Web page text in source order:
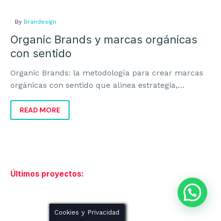
By Brandesign
Organic Brands y marcas orgánicas
con sentido
Organic Brands: la metodología para crear marcas
orgánicas con sentido que alinea estrategia,
READ MORE
Últimos proyectos:
Aviso Legal
Marca Registrada ®
Cookies y Privacidad